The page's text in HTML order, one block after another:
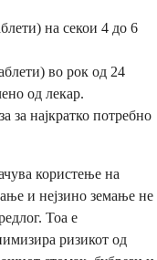
на секои 4 до 6
во рок од 24
од лекар.
за најкратко потребно
користење на
и нејзино земање не
Тоа е
ризикот од